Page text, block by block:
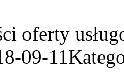
oferty
09-11